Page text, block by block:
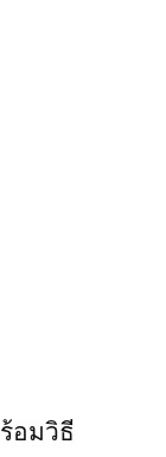
อมวิธี